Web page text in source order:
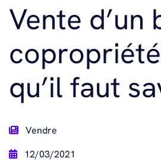
Vente d’un
qu’il faut
Vendre
12/03/2021